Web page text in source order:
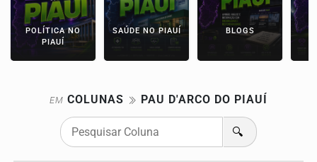
POLÍTICA NO
PIAUÍ
SAÚDE NO PIAUÍ BLOGS
EM COLUNAS PAU D'ARCO DO PIAUÍ
🔍